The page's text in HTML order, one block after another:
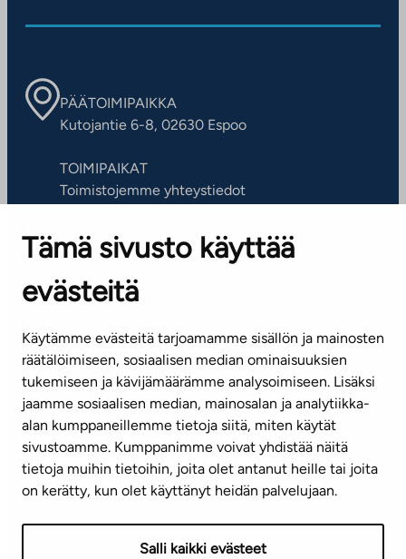
Tämä sivusto käyttää
evästeitä
Käytämme evästeitä tarjoamamme sisällön ja mainosten
räätälöimiseen, sosiaalisen median ominaisuuksien
tukemiseen ja kävijämäärämme analysoimiseen. Lisäksi
jaamme sosiaalisen median, mainosalan ja analytiikka-
alan kumppaneillemme tietoja siitä, miten käytät
sivustoamme. Kumppanimme voivat yhdistää näitä
tietoja muihin tietoihin, joita olet antanut heille tai joita
on kerätty, kun olet käyttänyt heidän palvelujaan.
Salli kaikki evästeet
PÄÄTOIMIPAIKKA
Kutojantie 6-8, 02630 Espoo
TOIMIPAIKAT
Toimistojemme yhteystiedot
ASIAKASPALVELUKESKUS
Puh. 045 7734 3777
(arkisin klo 8-16)
info@ta.fi
Tilaa uutiskirje
Mediapankki
TietosuojaselosteSaavutettavuusseloste